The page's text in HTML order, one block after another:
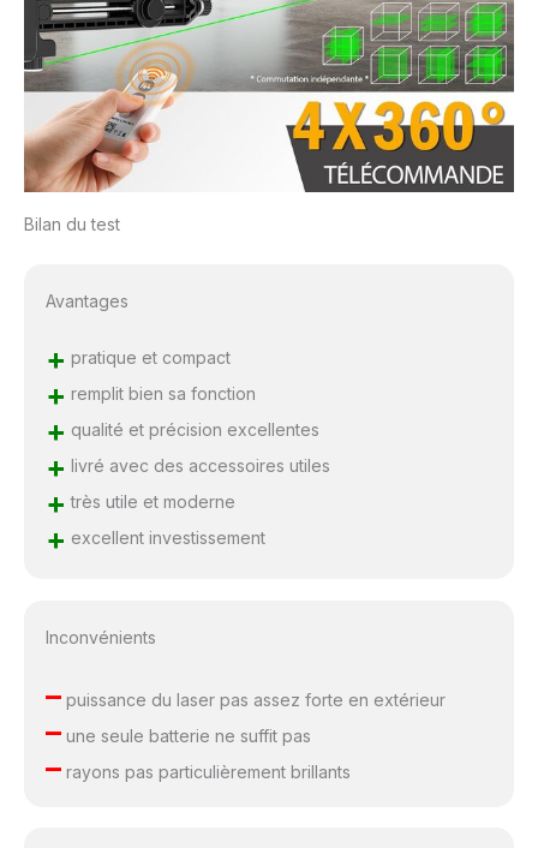
Bilan du test
Avantages
+ pratique et compact
+ remplit bien sa fonction
+ qualité et précision excellentes
+ livré avec des accessoires utiles
+ très utile et moderne
+ excellent investissement
Inconvénients
–puissance du laser pas assez forte en extérieur
–une seule batterie ne suffit pas
–rayons pas particulièrement brillants